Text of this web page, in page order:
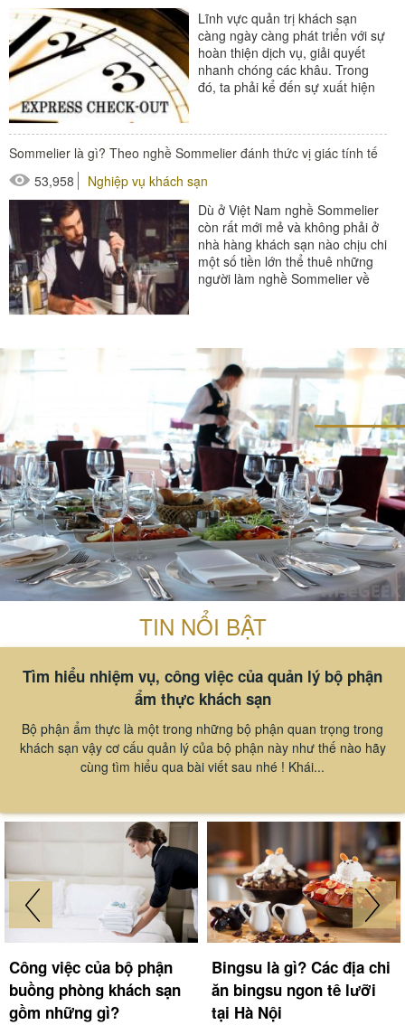
Lĩnh vực quản trị khách sạn
càng ngày càng phát triển với sự
hoàn thiện dịch vụ, giải quyết
nhanh chóng các khâu. Trong
đó, ta phải kể đến sự xuất hiện
Sommelier là gì? Theo nghề Sommelier đánh thức vị giác tính tế
53,958
Nghiệp vụ khách sạn
Dù ở Việt Nam nghề Sommelier
còn rất mới mẻ và không phải ở
nhà hàng khách sạn nào chịu chi
một số tiền lớn thể thuê những
người làm nghề Sommelier về
TIN NỔI BẬT
Tìm hiểu nhiệm vụ, công việc của quản lý bộ phận
ẩm thực khách sạn
Bộ phận ẩm thực là một trong những bộ phận quan trọng trong
khách sạn vậy cơ cấu quản lý của bộ phận này như thế nào hãy
cùng tìm hiểu qua bài viết sau nhé ! Khái...
Công việc của bộ phận
buồng phòng khách sạn
gồm những gì?
Bingsu là gì? Các địa chi
ăn bingsu ngon tê lưỡi
tại Hà Nội